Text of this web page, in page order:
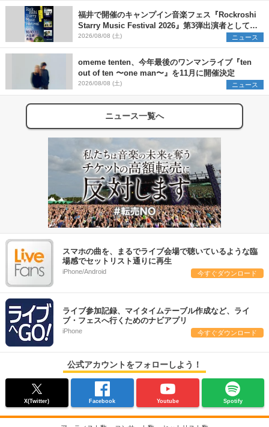
福井で開催のキャンプイン音楽フェス『Rockroshi
Starry Music Festival 2026』第3弾出演者として
SCOOBIE DO、かりゆし58、Reiを発表
2026/08/08 (土) ニュース
omeme tenten、今年最後のワンマンライブ『ten
out of ten 〜one man〜』を11月に開催決定
2026/08/08 (土) ニュース
ニュース一覧へ
スマホの曲を、まるでライブ会場で聴いているような臨
場感でセットリスト通りに再生
iPhone/Android 今すぐダウンロード
ライブ参加記録、マイタイムテーブル作成など、ライ
ブ・フェスへ行くためのナビアプリ
iPhone 今すぐダウンロード
公式アカウントをフォローしよう！
X(Twitter) Facebook Youtube Spotify